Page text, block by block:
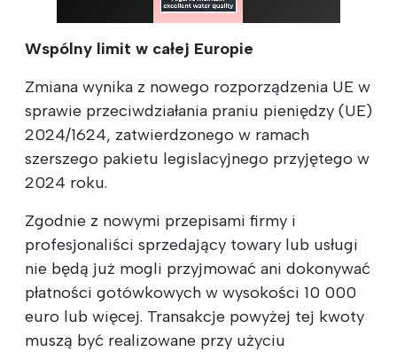
Wspólny limit w całej Europie
Zmiana wynika z nowego rozporządzenia UE w
sprawie przeciwdziałania praniu pieniędzy (UE)
2024/1624, zatwierdzonego w ramach
szerszego pakietu legislacyjnego przyjętego w
2024 roku.
Zgodnie z nowymi przepisami firmy i
profesjonaliści sprzedający towary lub usługi
nie będą już mogli przyjmować ani dokonywać
płatności gotówkowych w wysokości 10 000
euro lub więcej. Transakcje powyżej tej kwoty
muszą być realizowane przy użyciu